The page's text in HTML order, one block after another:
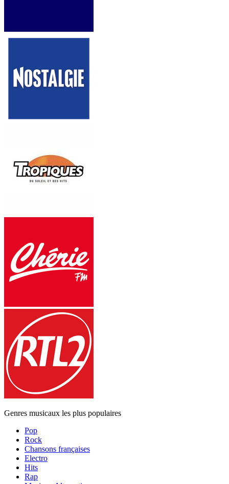
Genres musicaux les plus populaires
Pop
Rock
Chansons françaises
Electro
Hits
Rap